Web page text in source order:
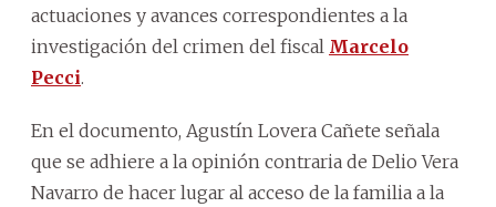
actuaciones y avances correspondientes a la
investigación del crimen del fiscal Marcelo
Pecci.
En el documento, Agustín Lovera Cañete señala
que se adhiere a la opinión contraria de Delio Vera
Navarro de hacer lugar al acceso de la familia a la